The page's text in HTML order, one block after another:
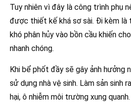
Tuy nhiên vì đây là công trình phụ
được thiết kế khá sơ sài. Đi kèm là
khó phân hủy vào bồn cầu khiến
nhanh chóng.
Khi bể phốt đầy sẽ gây ảnh hưởng
sử dụng nhà vệ sinh. Làm sản sinh
hại, ô nhiễm môi trường xung quanh.